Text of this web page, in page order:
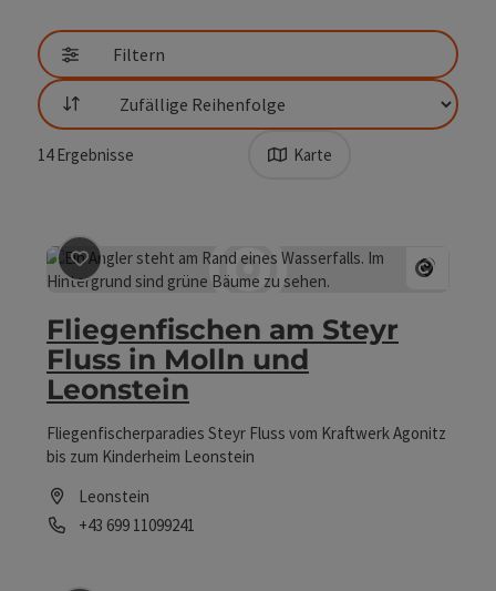
Filtern
Sortierung
14Ergebnisse Karte
Beitrag merken: Fliegenfischen am Steyr Fluss in
Fliegenfischen am Steyr
Fluss in Molln und
Leonstein
Fliegenfischerparadies Steyr Fluss vom Kraftwerk Agonitz
bis zum Kinderheim Leonstein
Leonstein
Telefon
+43 699 11099241